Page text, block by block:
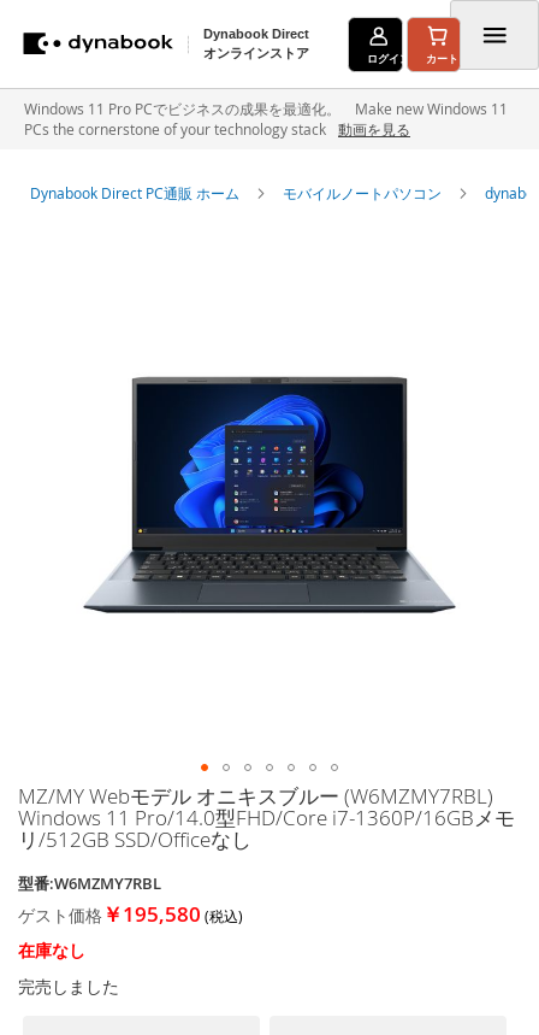
Dynabook Direct
オンラインストア
ログイン カート
Windows 11 Pro PCでビジネスの成果を最適化。 Make new Windows 11
PCs the cornerstone of your technology stack
動画を見る
Dynabook Direct PC通販 ホーム モバイルノートパソコン
イ
メ
ー
ギ
ャ
ラ
リ
ー
MZ/MY Webモデル オニキスブルー (W6MZMY7RBL)
Windows 11 Pro/14.0型FHD/Core i7-1360P/16GBメモ
リ/512GB SSD/Officeなし
型番:W6MZMY7RBL
ゲスト価格 ￥195,580
在庫なし
完売しました